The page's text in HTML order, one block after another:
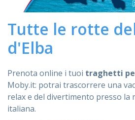
LA COMPAGNIA
ASSISTENZA
AssistenzaOnline
Tutte le rotte
d'Elba
Prenota online i tuoi traghetti per
Moby.it: potrai trascorrere una
relax e del divertimento presso la
italiana.